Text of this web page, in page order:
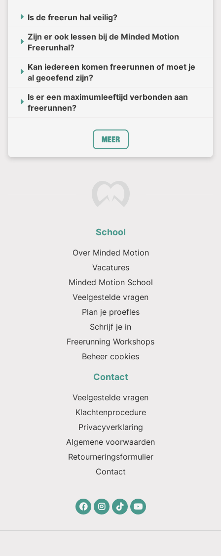
Is de freerun hal veilig?
Zijn er ook lessen bij de Minded Motion
Freerunhal?
Kan iedereen komen freerunnen of moet je
al geoefend zijn?
Is er een maximumleeftijd verbonden aan
freerunnen?
Meer
School
Over Minded Motion
Vacatures
Minded Motion School
Veelgestelde vragen
Plan je proefles
Schrijf je in
Freerunning Workshops
Beheer cookies
Contact
Veelgestelde vragen
Klachtenprocedure
Privacyverklaring
Algemene voorwaarden
Retourneringsformulier
Contact